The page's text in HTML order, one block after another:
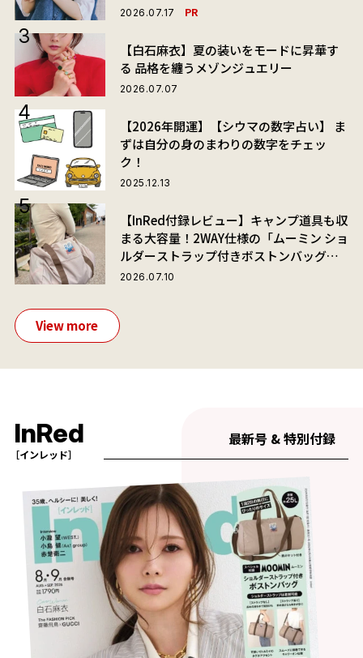
2026.07.17 PR
【白石麻衣】夏の装いをモードに昇華す
る 品格を纏うメゾンジュエリー
2026.07.07
【2026年開運】【シウマの数字占い】 ま
ずは自分の身のまわりの数字をチェッ
ク！
2025.12.13
【InRed付録レビュー】キャンプ道具も収
まる大容量！2WAY仕様の「ムーミン ショ
ルダーストラップ付きボストンバッグ」
が夏旅におすすめな理由
2026.07.10
View more
InRed
［インレッド］
最新号 & 特別付録